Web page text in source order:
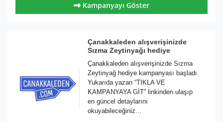
Kampanyayı Göster
Çanakkaleden alışverişinizde
Sızma Zeytinyağı hediye
Çanakkaleden alışverişinizde Sızma
Zeytinyağ hediye kampanyası başladı.
Yukarıda yazan “TIKLA VE
KAMPANYAYA GİT” linkinden ulaşıp
en güncel detaylarını
okuyabileceğiniz...